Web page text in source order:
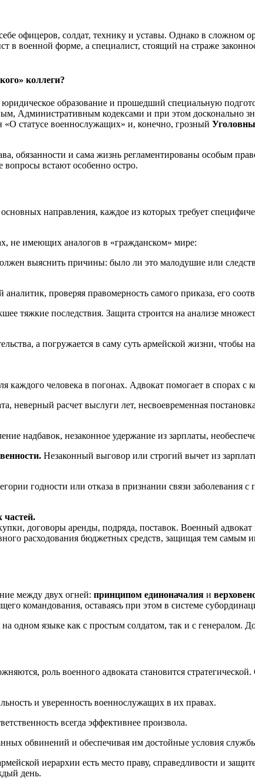
офицеров, солдат, технику и уставы. Однако в сложном
в военной форме, а специалист, стоящий на страже
коллеги?
образование и прошедший специальную
Административным кодексами и при этом досконально
«О статусе военнослужащих» и, конечно, грозный
обязанности и сама жизнь регламентированы особым
встают особенно остро.
направления, каждое из которых требует
не имеющих аналогов в «гражданском» мире:
выяснить причины: было ли это малодушие или
аналитик, проверяя правомерность самого приказа, его
тяжкие последствия. Защита строится на анализе
а погружается в саму суть армейской жизни, чтобы
каждого человека в погонах. Адвокат помогает в спорах с
неверный расчет выслуги лет, несвоевременная
надбавок, незаконное удержание из зарплаты,
Незаконный выговор или строгий вычет из
годности или отказа в признании связи
частей.
договоры аренды, подряда, поставок. Военный
расходования бюджетных средств, защищая тем самым
между двух огней: принципом единоначалия и
командования, оставаясь при этом в системе
на одном языке как с простым солдатом, так и с
роль военного адвоката становится
и уверенность военнослужащих в их правах.
всегда эффективнее произвола.
обвинений и обеспечивая им достойные условия
иерархии есть место праву, справедливости и
день.